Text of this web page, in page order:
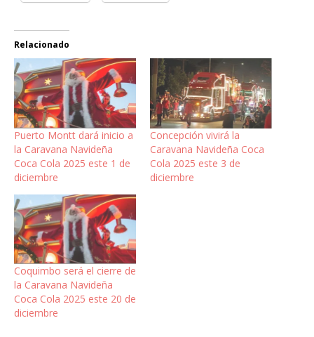
Relacionado
Puerto Montt dará inicio a
la Caravana Navideña
Coca Cola 2025 este 1 de
diciembre
Concepción vivirá la
Caravana Navideña Coca
Cola 2025 este 3 de
diciembre
Coquimbo será el cierre de
la Caravana Navideña
Coca Cola 2025 este 20 de
diciembre